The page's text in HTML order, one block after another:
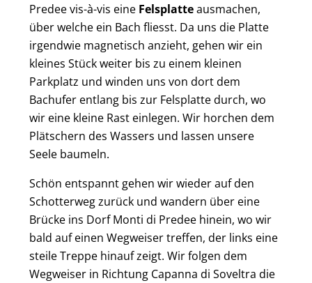
Predee vis-à-vis eine Felsplatteausmachen,
über welche ein Bach fliesst. Da uns die Platte
irgendwie magnetisch anzieht, gehen wir ein
kleines Stück weiter bis zu einem kleinen
Parkplatz und winden uns von dort dem
Bachufer entlang bis zur Felsplatte durch, wo
wir eine kleine Rast einlegen. Wir horchen dem
Plätschern des Wassers und lassen unsere
Seele baumeln.
Schön entspannt gehen wir wieder auf den
Schotterweg zurück und wandern über eine
Brücke ins Dorf Monti di Predee hinein, wo wir
bald auf einen Wegweiser treffen, der links eine
steile Treppe hinauf zeigt. Wir folgen dem
Wegweiser in Richtung Capanna di Soveltra die